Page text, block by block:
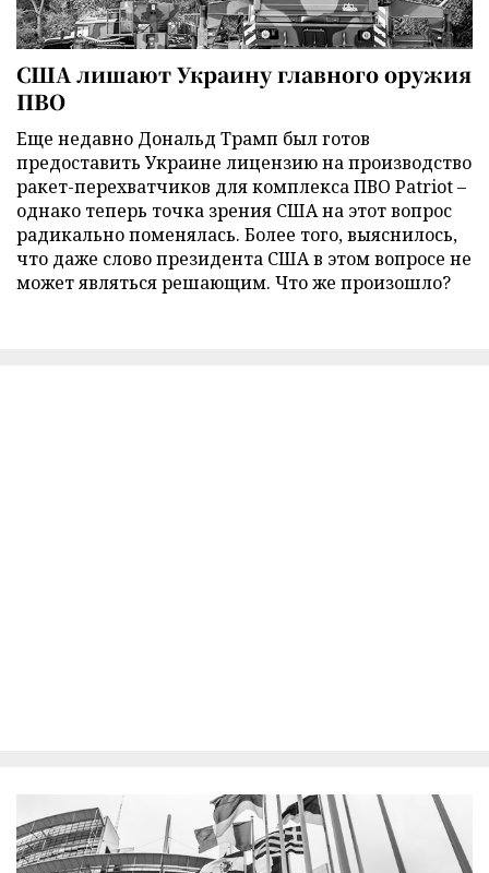
США лишают Украину главного оружия
ПВО
Еще недавно Дональд Трамп был готов
предоставить Украине лицензию на производство
ракет-перехватчиков для комплекса ПВО Patriot –
однако теперь точка зрения США на этот вопрос
радикально поменялась. Более того, выяснилось,
что даже слово президента США в этом вопросе не
может являться решающим. Что же произошло?